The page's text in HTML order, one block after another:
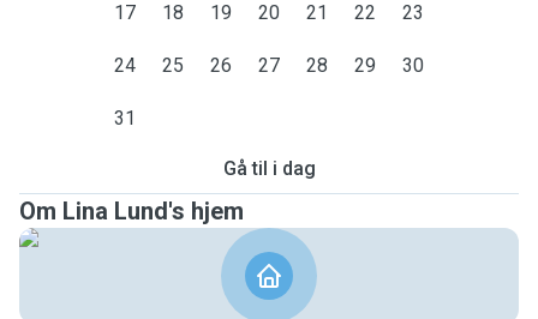
17 18 19 20 21 22 23
24 25 26 27 28 29 30
31
Gå til i dag
Om Lina Lund's hjem